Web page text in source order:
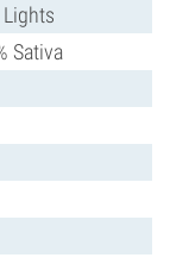
Sativa